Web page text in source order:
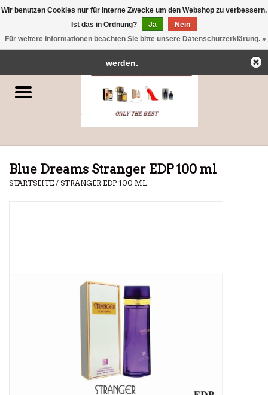
Parfums
Blue Dreams Stranger EDP 100 ml
STARTSEITE / STRANGER EDP 100 ML
Wir benutzen Cookies nur für interne Zwecke um den Webshop zu verbessern.
Ist das in Ordnung?
Ja
Nein
Für weitere Informationen beachten Sie bitte unsere Datenschutzerklärung. »
← Zurück zum BackofficeDieser Shop befindet sich im Aufbau.
Eventuell können nicht alle Bestellungen eingehalten oder erfüllt
werden.